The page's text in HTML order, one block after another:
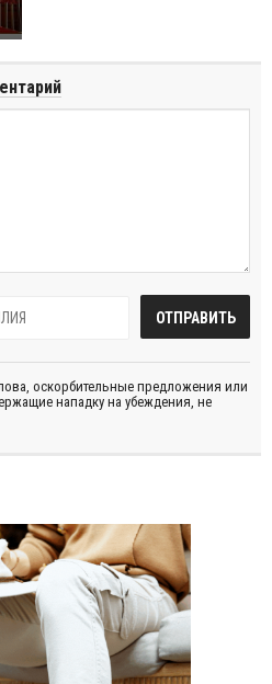
оскорбительные предложения или
нападку на убеждения, не